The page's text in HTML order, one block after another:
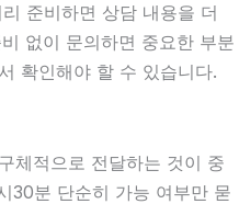
준비하면 상담 내용을 더
없이 문의하면 중요한 부분
확인해야 할 수 있습니다.
체적으로 전달하는 것이 중
30분 단순히 가능 여부만 묻